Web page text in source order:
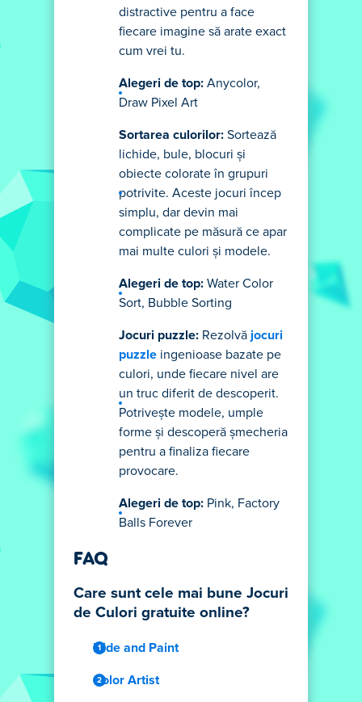
distractive pentru a face
fiecare imagine să arate exact
cum vrei tu.
Alegeri de top: Anycolor,
Draw Pixel Art
Sortarea culorilor: Sortează
lichide, bule, blocuri și
obiecte colorate în grupuri
potrivite. Aceste jocuri încep
simplu, dar devin mai
complicate pe măsură ce apar
mai multe culori și modele.
Alegeri de top: Water Color
Sort, Bubble Sorting
Jocuri puzzle: Rezolvă jocuri
puzzle ingenioase bazate pe
culori, unde fiecare nivel are
un truc diferit de descoperit.
Potrivește modele, umple
forme și descoperă șmecheria
pentru a finaliza fiecare
provocare.
Alegeri de top: Pink, Factory
Balls Forever
FAQ
Care sunt cele mai bune Jocuri
de Culori gratuite online?
Hide and Paint
Color Artist